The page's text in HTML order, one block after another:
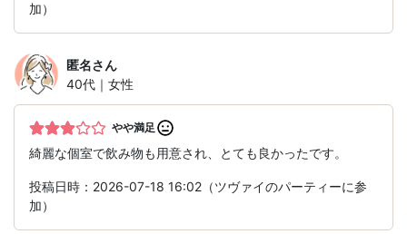
加）
匿名さん
40代｜女性
やや満足
綺麗な個室で飲み物も用意され、とても良かったです。
投稿日時：2026-07-18 16:02（ツヴァイのパーティーに参
加）